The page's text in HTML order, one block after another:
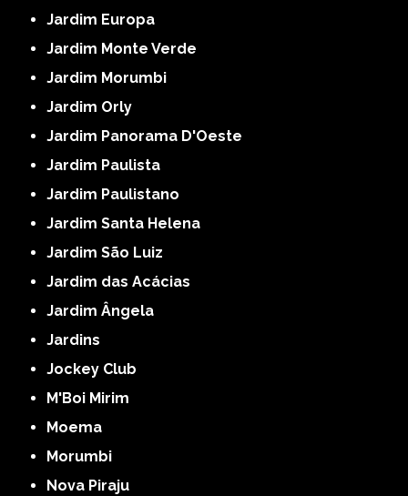
Jardim Europa
Jardim Monte Verde
Jardim Morumbi
Jardim Orly
Jardim Panorama D'Oeste
Jardim Paulista
Jardim Paulistano
Jardim Santa Helena
Jardim São Luiz
Jardim das Acácias
Jardim Ângela
Jardins
Jockey Club
M'Boi Mirim
Moema
Morumbi
Nova Piraju